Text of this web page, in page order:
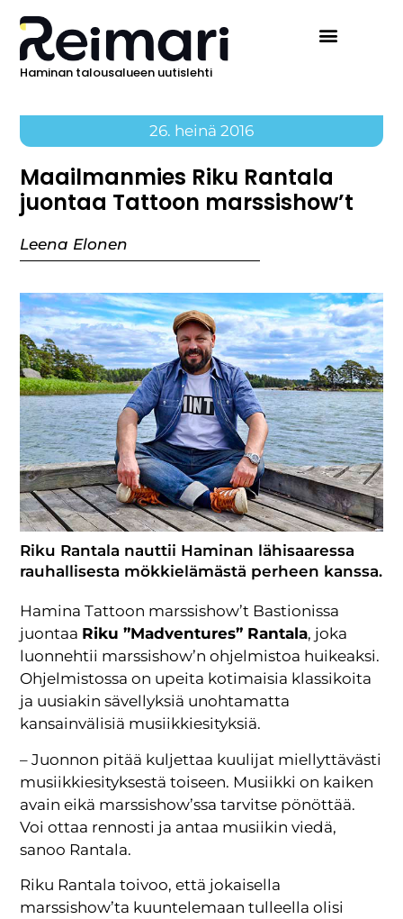
Haminan talousalueen uutislehti
26. heinä 2016
Maailmanmies Riku Rantala
juontaa Tattoon marssishow’t
Leena Elonen
Riku Rantala nauttii Haminan lähisaaressa
rauhallisesta mökkielämästä perheen kanssa.
Hamina Tattoon marssishow’t Bastionissa
juontaa Riku ”Madventures” Rantala, joka
luonnehtii marssishow’n ohjelmistoa huikeaksi.
Ohjelmistossa on upeita kotimaisia klassikoita
ja uusiakin sävellyksiä unohtamatta
kansainvälisiä musiikkiesityksiä.
– Juonnon pitää kuljettaa kuulijat miellyttävästi
musiikkiesityksestä toiseen. Musiikki on kaiken
avain eikä marssishow’ssa tarvitse pönöttää.
Voi ottaa rennosti ja antaa musiikin viedä,
sanoo Rantala.
Riku Rantala toivoo, että jokaisella
marssishow’ta kuuntelemaan tulleella olisi